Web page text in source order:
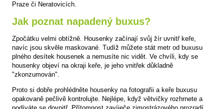
Praze či Neratovicích.
Jak poznat napadený buxus?
Zpočátku velmi obtížně. Housenky začínají svůj žír uvnitř keře,
navíc jsou skvěle maskované. Tudíž můžete stát metr od buxusu
plného desítek housenek a nemusíte nic vidět. Ve chvíli, kdy se
housenky objeví na okraji keře, je jeho vnitřek důkladně
"zkonzumován".
Proto si dobře prohlédněte housenky na fotografii a keře buxusu
opakovaně pečlivě kontrolujte. Nejlépe, když větvičky rozhrnete a
podíváte se dovnitř. Přítomnost zavíječe zimostrázového prozradí